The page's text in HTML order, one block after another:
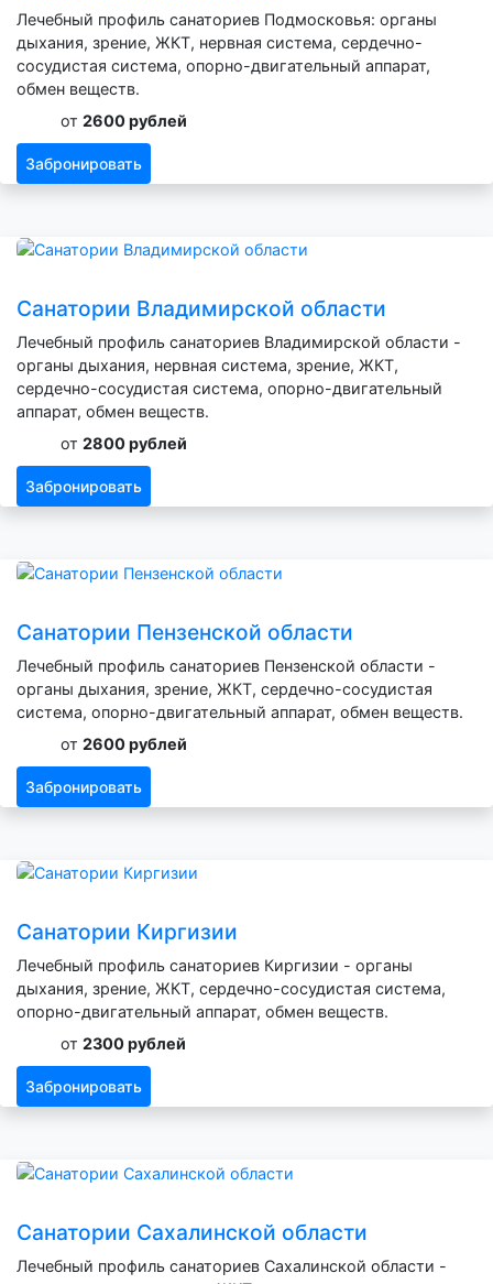
Лечебный профиль санаториев Подмосковья: органы
дыхания, зрение, ЖКТ, нервная система, сердечно-
сосудистая система, опорно-двигательный аппарат,
обмен веществ.
от 2600 рублей
Забронировать
Санатории Владимирской области
Лечебный профиль санаториев Владимирской области -
органы дыхания, нервная система, зрение, ЖКТ,
сердечно-сосудистая система, опорно-двигательный
аппарат, обмен веществ.
от 2800 рублей
Забронировать
Санатории Пензенской области
Лечебный профиль санаториев Пензенской области -
органы дыхания, зрение, ЖКТ, сердечно-сосудистая
система, опорно-двигательный аппарат, обмен веществ.
от 2600 рублей
Забронировать
Санатории Киргизии
Лечебный профиль санаториев Киргизии - органы
дыхания, зрение, ЖКТ, сердечно-сосудистая система,
опорно-двигательный аппарат, обмен веществ.
от 2300 рублей
Забронировать
Санатории Сахалинской области
Лечебный профиль санаториев Сахалинской области -